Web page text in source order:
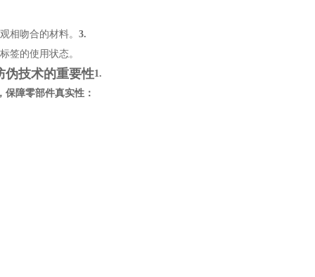
相吻合的材料。 3.
签的使用状态。
伪技术的重要性1.
保障零部件真实性：